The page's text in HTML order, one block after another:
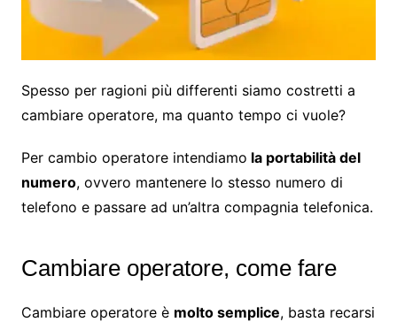
Spesso per ragioni più differenti siamo costretti a
cambiare operatore, ma quanto tempo ci vuole?
Per cambio operatore intendiamo la portabilità del
numero, ovvero mantenere lo stesso numero di
telefono e passare ad un’altra compagnia telefonica.
Cambiare operatore, come fare
Cambiare operatore è molto semplice, basta recarsi